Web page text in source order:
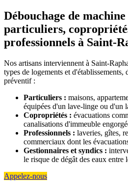
Débouchage de
particuliers,
professionnels à Saint-
Nos artisans interviennent à Saint-
types de logements et d'établissements,
préventif :
Particuliers : maisons,
équipées d'un lave-linge ou d'un
Copropriétés : évacuations
canalisations d'immeuble
Professionnels : laveries, gîtes,
commerciaux dont les
Gestionnaires et syndics :
le risque de dégât des eaux entre
Appelez-nous